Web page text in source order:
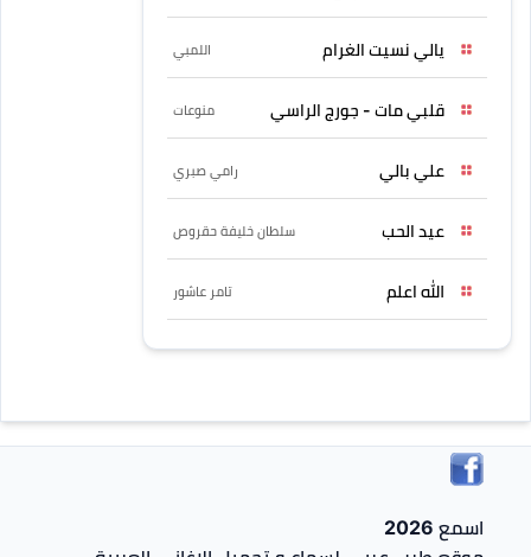
يالي نسيت الغرام اللمبي
قلبي مات - جورج الراسي منوعات
علي بالي رامي صبري
عيد الحب سلطان خليفة حقروص
الله اعلم تامر عاشور
اسمع 2026